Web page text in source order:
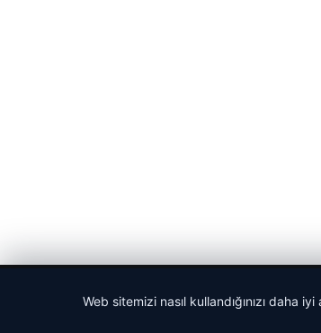
Web sitemizi nasıl kullandığınızı daha